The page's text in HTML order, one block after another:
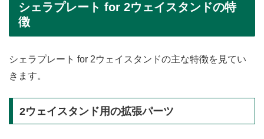
シェラプレート for 2ウェイスタンドの特
徴
シェラプレート for 2ウェイスタンドの主な特徴を見てい
きます。
2ウェイスタンド用の拡張パーツ